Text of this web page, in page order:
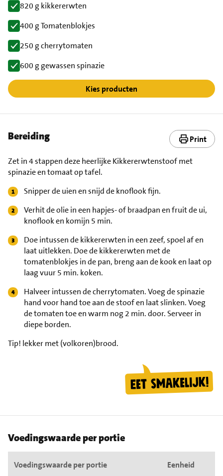
820 g kikkererwten
400 g Tomatenblokjes
250 g cherrytomaten
600 g gewassen spinazie
Kies producten
Bereiding Print
Zet in 4 stappen deze heerlijke Kikkererwtenstoof met
spinazie en tomaat op tafel.
Snipper de uien en snijd de knoflook fijn.
Verhit de olie in een hapjes- of braadpan en fruit de ui,
knoflook en komijn 5 min.
Doe intussen de kikkererwten in een zeef, spoel af en
laat uitlekken. Doe de kikkererwten met de
tomatenblokjes in de pan, breng aan de kook en laat op
laag vuur 5 min. koken.
Halveer intussen de cherrytomaten. Voeg de spinazie
hand voor hand toe aan de stoof en laat slinken. Voeg
de tomaten toe en warm nog 2 min. door. Serveer in
diepe borden.
Tip! lekker met (volkoren)brood.
Voedingswaarde per portie
Voedingswaarde per portie Eenheid